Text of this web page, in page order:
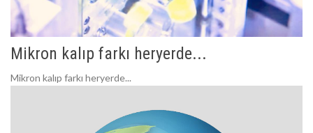
Mikron kalıp farkı heryerde...
Mikron kalıp farkı heryerde...